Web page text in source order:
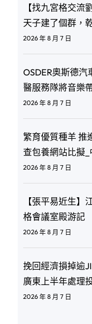
【找九宮格交流
天子建了個群，
2026 年 8 月 7 日
OSDER奧斯德
醫服務隊將音樂
2026 年 8 月 7 日
繁育優質種羊 推
查包養網站比擬_
2026 年 8 月 7 日
【張平易近生】
格會議室殿游記
2026 年 8 月 7 日
挽回經濟損掉逾
廣東上半年處理
2026 年 8 月 7 日